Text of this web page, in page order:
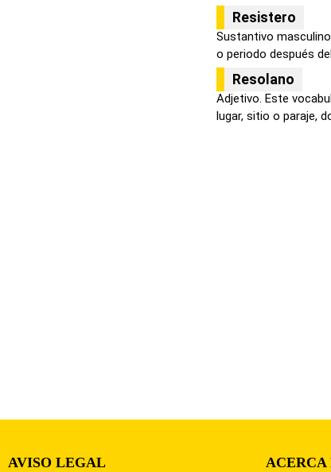
Resistero
Sustantivo
o periodo después
Resolano
Adjetivo. Este
lugar, sitio o paraje,
AVISO LEGAL